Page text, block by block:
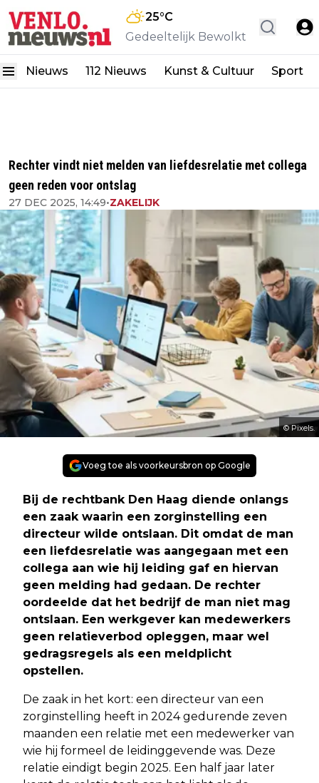
25°C
Gedeeltelijk Bewolkt
Nieuws 112 Nieuws Kunst & Cultuur Sport
Rechter vindt niet melden van liefdesrelatie met collega
geen reden voor ontslag
27 DEC 2025, 14:49•ZAKELIJK
© Pixels.
Voeg toe als voorkeursbron op Google
Bij de rechtbank Den Haag diende onlangs
een zaak waarin een zorginstelling een
directeur wilde ontslaan. Dit omdat de man
een liefdesrelatie was aangegaan met een
collega aan wie hij leiding gaf en hiervan
geen melding had gedaan. De rechter
oordeelde dat het bedrijf de man niet mag
ontslaan. Een werkgever kan medewerkers
geen relatieverbod opleggen, maar wel
gedragsregels als een meldplicht
opstellen.
De zaak in het kort: een directeur van een
zorginstelling heeft in 2024 gedurende zeven
maanden een relatie met een medewerker van
wie hij formeel de leidinggevende was. Deze
relatie eindigt begin 2025. Een half jaar later